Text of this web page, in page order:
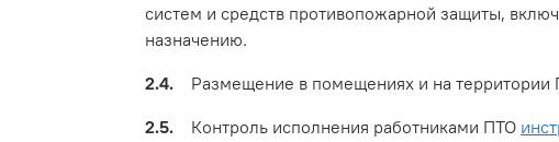
систем и средств противопожарной защиты,
назначению.
2.4. Размещение в помещениях и на территории
2.5. Контроль исполнения работниками ПТО